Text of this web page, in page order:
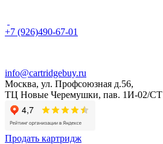
+7 (926)490-67-01
info@cartridgebuy.ru
Москва, ул. Профсоюзная д.56,
ТЦ Новые Черемушки, пав. 1И-02/СТ
Продать картридж